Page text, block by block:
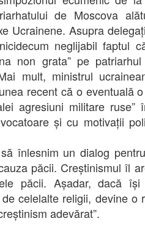
de Moscova
Ucrainene. Asupra
neglijabil faptul
non grata” pe
mult, ministrul
recent că o eventuală
agresiuni militare ruse”
și cu motivații
să înlesnim un dialog
păcii. Creștinismul îl
păcii. Așadar, dacă
celelalte religii, devine o
adevărat”.